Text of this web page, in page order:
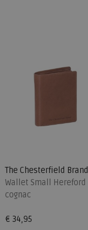
The Chesterfield Brand
Wallet Small Hereford
cognac
€ 34,95